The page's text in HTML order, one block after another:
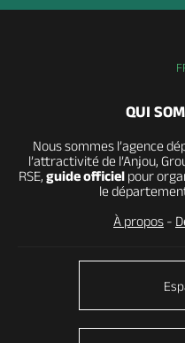
QUI
Nous sommes l’agence
l’attractivité de l’Anjou,
RSE, guide officielpour
le
À propos -